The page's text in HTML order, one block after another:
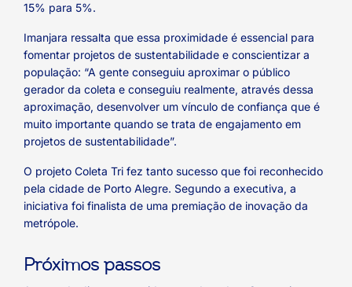
15% para 5%.
Imanjara ressalta que essa proximidade é essencial para
fomentar projetos de sustentabilidade e conscientizar a
população: “A gente conseguiu aproximar o público
gerador da coleta e conseguiu realmente, através dessa
aproximação, desenvolver um vínculo de confiança que é
muito importante quando se trata de engajamento em
projetos de sustentabilidade”.
O projeto Coleta Tri fez tanto sucesso que foi reconhecido
pela cidade de Porto Alegre. Segundo a executiva, a
iniciativa foi finalista de uma premiação de inovação da
metrópole.
Próximos passos